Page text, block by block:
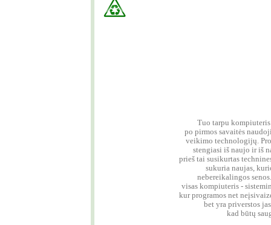
Tuo tarpu
po pirmos savaitės
veikimo technologijų.
stengiasi iš naujo ir iš
prieš tai susikurtas
sukuria naujas,
nebereikalingos
visas kompiuteris -
kur programos net
bet yra priverstos
kad būtų